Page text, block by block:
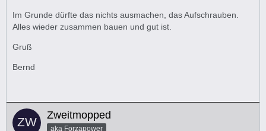
Im Grunde dürfte das nichts ausmachen, das Aufschrauben.
Alles wieder zusammen bauen und gut ist.
Gruß
Bernd
Zweitmopped
aka Forzapower